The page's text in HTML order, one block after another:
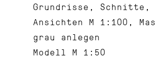
Grundrisse, Schnitte,
Ansichten M 1:100,
grau anlegen
Modell M 1:50